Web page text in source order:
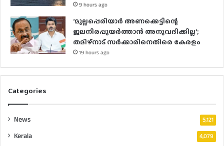
9 hours ago
‘മുല്ലപ്പെരിയാർ അണക്കെട്ടിന്റെ
ജലനിരപ്പുയർത്താൻ അനുവദിക്കില്ല’;
തമിഴ്‌നാട് സർക്കാരിനെതിരെ കേരളം
19 hours ago
Categories
News 5,121
Kerala 4,079